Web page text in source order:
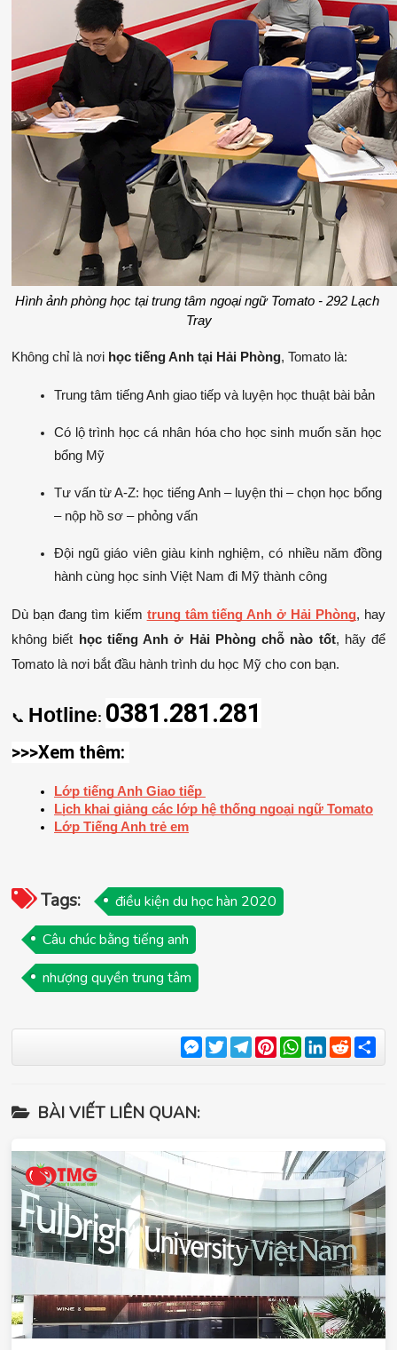
Hình ảnh phòng học tại trung tâm ngoại ngữ Tomato - 292 Lạch
Tray
Không chỉ là nơi học tiếng Anh tại Hải Phòng, Tomato là:
Trung tâm tiếng Anh giao tiếp và luyện học thuật bài bản
Có lộ trình học cá nhân hóa cho học sinh muốn săn học
bổng Mỹ
Tư vấn từ A-Z: học tiếng Anh – luyện thi – chọn học bổng
– nộp hồ sơ – phỏng vấn
Đội ngũ giáo viên giàu kinh nghiệm, có nhiều năm đồng
hành cùng học sinh Việt Nam đi Mỹ thành công
Dù bạn đang tìm kiếm trung tâm tiếng Anh ở Hải Phòng, hay
không biết
học tiếng Anh ở Hải Phòng chỗ nào tốt, hãy để
Tomato là nơi bắt đầu hành trình du học Mỹ cho con bạn.
📞 Hotline: 0381.281.281
>>>Xem thêm:
Lớp tiếng Anh Giao tiếp
Lịch khai giảng các lớp hệ thống ngoại ngữ Tomato
Lớp Tiếng Anh trẻ em
Tags:
điều kiện du học hàn 2020
Câu chúc bằng tiếng anh
nhượng quyền trung tâm
Messenger
TwitterTelegram
Pinterest
WhatsApp
LinkedIn
Reddit
BÀI VIẾT LIÊN QUAN: